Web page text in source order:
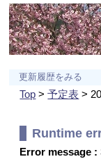
更新履歴をみる
Top >予定表 >
Runtime
Error message